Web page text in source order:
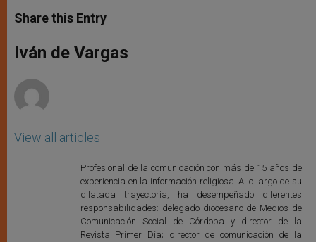
t
s
p
p
s
e
g
e
e
b
o
k
r
Share this Entry
Iván de Vargas
View all articles
Profesional de la comunicación con más de 15 años de
experiencia en la información religiosa. A lo largo de su
dilatada trayectoria, ha desempeñado diferentes
responsabilidades: delegado diocesano de Medios de
Comunicación Social de Córdoba y director de la
Revista Primer Día; director de comunicación de la